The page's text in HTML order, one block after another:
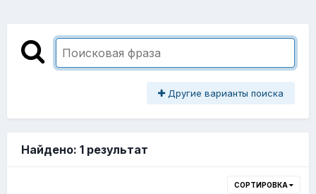
Другие варианты поиска
Найдено: 1 результат
СОРТИРОВКА